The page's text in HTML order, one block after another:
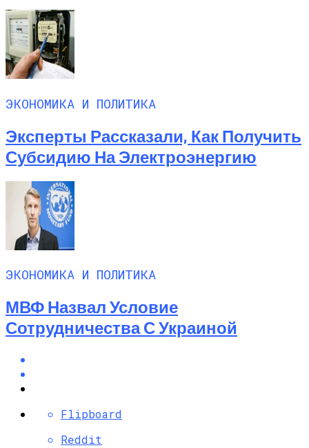
ЭКОНОМИКА И ПОЛИТИКА
Эксперты Рассказали, Как Получить
Субсидию На Электроэнергию
ЭКОНОМИКА И ПОЛИТИКА
МВФ Назвал Условие
Сотрудничества С Украиной
Flipboard
Reddit